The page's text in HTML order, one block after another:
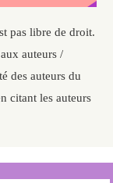
pas libre de droit.
auteurs /
des auteurs du
citant les auteurs